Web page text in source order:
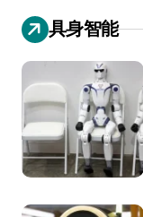
具身智能